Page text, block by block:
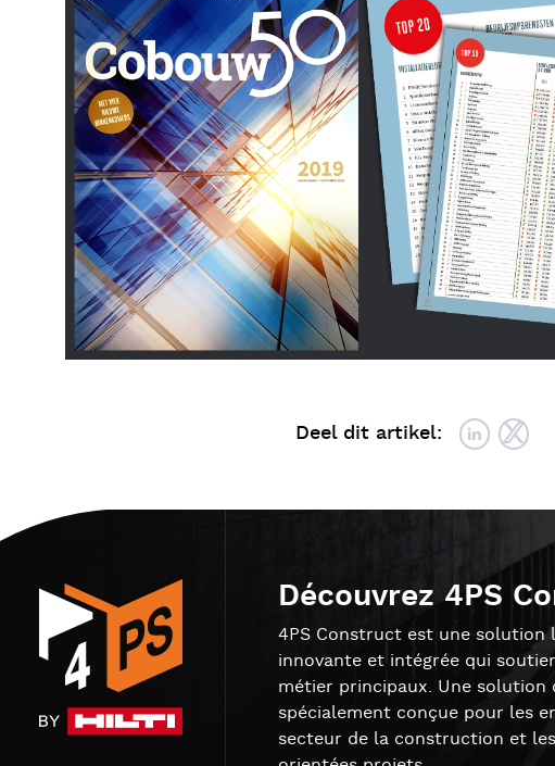
Deel dit artikel:
Découvrez 4PS
4PS Construct est une solution
innovante et intégrée qui
métier principaux. Une solution
spécialement conçue pour les
secteur de la construction et